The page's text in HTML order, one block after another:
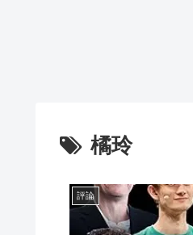
橘玲
評論